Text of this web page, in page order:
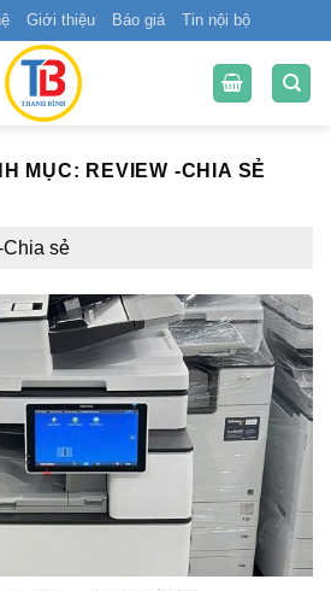
Giới thiệu Báo giá Tin nội bộ
MỤC: REVIEW -CHIA SẺ
Chia sẻ